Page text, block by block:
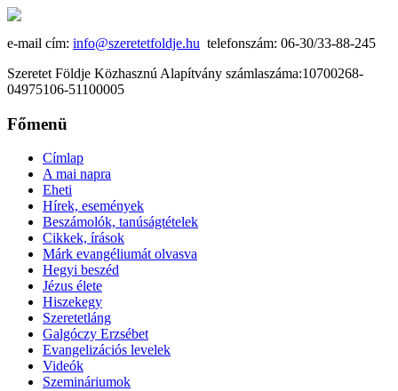
e-mail cím: info@szeretetfoldje.hu telefonszám: 06-30/33-88-245
Szeretet Földje Közhasznú Alapítvány számlaszáma:10700268-
04975106-51100005
Főmenü
Címlap
A mai napra
Eheti
Hírek, események
Beszámolók, tanúságtételek
Cikkek, írások
Márk evangéliumát olvasva
Hegyi beszéd
Jézus élete
Hiszekegy
Szeretetláng
Galgóczy Erzsébet
Evangelizációs levelek
Videók
Szemináriumok